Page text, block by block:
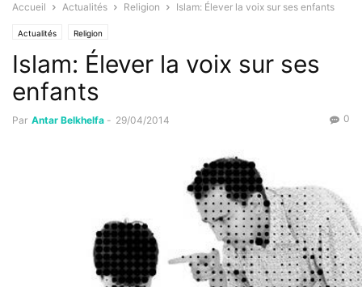
Accueil Actualités Religion Islam: Élever la voix sur ses enfants
Actualités Religion
Islam: Élever la voix sur ses
enfants
Par Antar Belkhelfa - 29/04/2014 0